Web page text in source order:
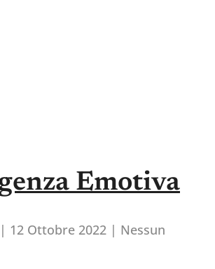
Emotiva
12 Ottobre 2022
Nessun